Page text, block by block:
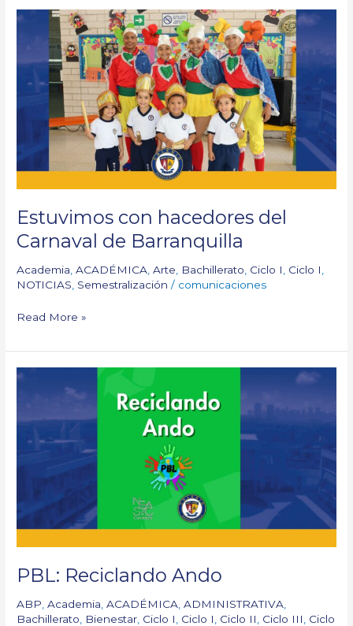
Estuvimos con hacedores del
Carnaval de Barranquilla
Academia ,ACADÉMICA ,Arte Bachillerato Ciclo I Ciclo I
NOTICIAS Semestralización / comunicaciones
Estuvimos
con
hacedores
Carnaval
Barranquilla
Read More »
PBL: Reciclando Ando
ABP ,Academia ,ACADÉMICA ,ADMINISTRATIVA
Bachillerato
Bienestar Ciclo I Ciclo I Ciclo II Ciclo III
Ciclo
PBL:
Reciclando